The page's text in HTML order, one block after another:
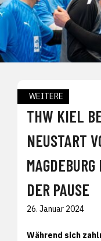
WEITERE
THW KIEL
NEUSTART
DER PAUSE
26. Januar 2024
Während sich